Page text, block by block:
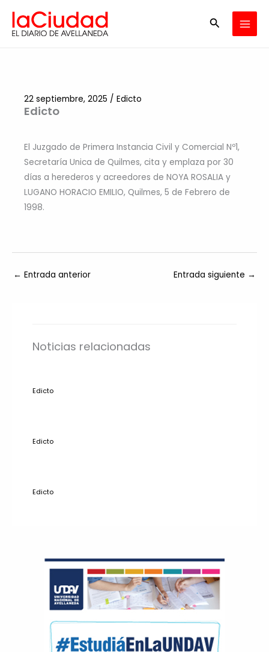
contenido
Buscar
Edicto
22 septiembre, 2025 / Edicto
El Juzgado de Primera Instancia Civil y Comercial Nº1,
Secretaría Unica de Quilmes, cita y emplaza por 30
días a herederos y acreedores de NOYA ROSALIA y
LUGANO HORACIO EMILIO, Quilmes, 5 de Febrero de
1998.
← Entrada anterior Entrada siguiente →
Noticias relacionadas
Edicto
Edicto
Edicto